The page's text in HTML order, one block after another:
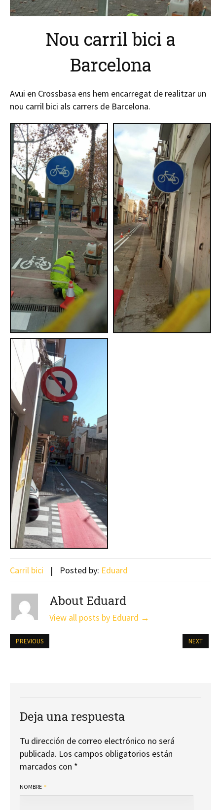
Nou carril bici a
Barcelona
Avui en Crossbasa ens hem encarregat de realitzar un
nou carril bici als carrers de Barcelona.
Carril bici Posted by: Eduard
About Eduard
View all posts by Eduard →
PREVIOUS NEXT
Deja una respuesta
Tu dirección de correo electrónico no será
publicada. Los campos obligatorios están
marcados con *
NOMBRE